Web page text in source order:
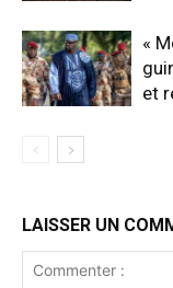
«
et
LAISSER UN